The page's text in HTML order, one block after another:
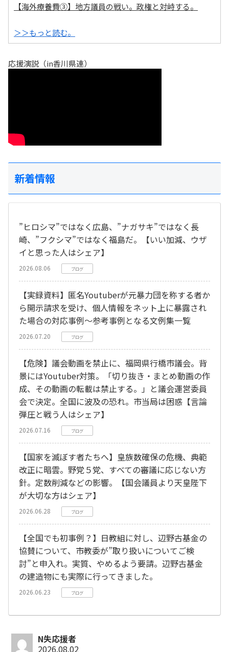
【海外療養費③】地方議員の戦い。政権と対峙する。
＞＞もっと読む。
応援演説（in香川県連）
新着情報
”ヒロシマ”ではなく広島、”ナガサキ”ではなく長
崎、”フクシマ”ではなく福島だ。【いい加減、ウザ
イと思った人はシェア】
2026.08.06 ブログ
【実録資料】匿名Youtuberが元暴力団を称する者か
ら開示請求を受け、個人情報をネット上に暴露され
た場合の対応事例～参考事例となる文例集一覧
2026.07.20 ブログ
【危険】議会動画を禁止に、福岡県行橋市議会。背
景にはYoutuber対策。「切り抜き・まとめ動画の作
成、その動画の転載は禁止する。」と議会運営委員
会で決定。全国に波及の恐れ。市当局は困惑【言論
弾圧と戦う人はシェア】
2026.07.16 ブログ
【国家を滅ぼす者たちへ】皇族数確保の危機、典範
改正に暗雲。野党５党、すべての審議に応じない方
針。定数削減などの影響。【国会議員より天皇陛下
が大切な方はシェア】
2026.06.28 ブログ
【全国でも初事例？】日教組に対し、辺野古基金の
協賛について、市教委が”取り扱いについてご検
討”と申入れ。実質、やめるよう要請。辺野古基金
の建造物にも実際に行ってきました。
2026.06.23 ブログ
N失応援者
2026.08.02